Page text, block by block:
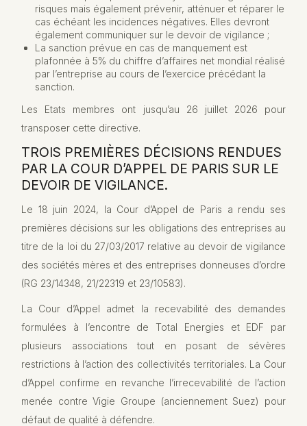
risques mais également prévenir, atténuer et réparer le
cas échéant les incidences négatives. Elles devront
également communiquer sur le devoir de vigilance ;
La sanction prévue en cas de manquement est
plafonnée à 5% du chiffre d’affaires net mondial réalisé
par l’entreprise au cours de l’exercice précédant la
sanction.
Les Etats membres ont jusqu’au 26 juillet 2026 pour
transposer cette directive.
TROIS PREMIÈRES DÉCISIONS RENDUES
PAR LA COUR D’APPEL DE PARIS SUR LE
DEVOIR DE VIGILANCE.
Le 18 juin 2024, la Cour d’Appel de Paris a rendu ses
premières décisions sur les obligations des entreprises au
titre de la loi du 27/03/2017 relative au devoir de vigilance
des sociétés mères et des entreprises donneuses d’ordre
(RG 23/14348, 21/22319 et 23/10583).
La Cour d’Appel admet la recevabilité des demandes
formulées à l’encontre de Total Energies et EDF par
plusieurs associations tout en posant de sévères
restrictions à l’action des collectivités territoriales. La Cour
d’Appel confirme en revanche l’irrecevabilité de l’action
menée contre Vigie Groupe (anciennement Suez) pour
défaut de qualité à défendre.